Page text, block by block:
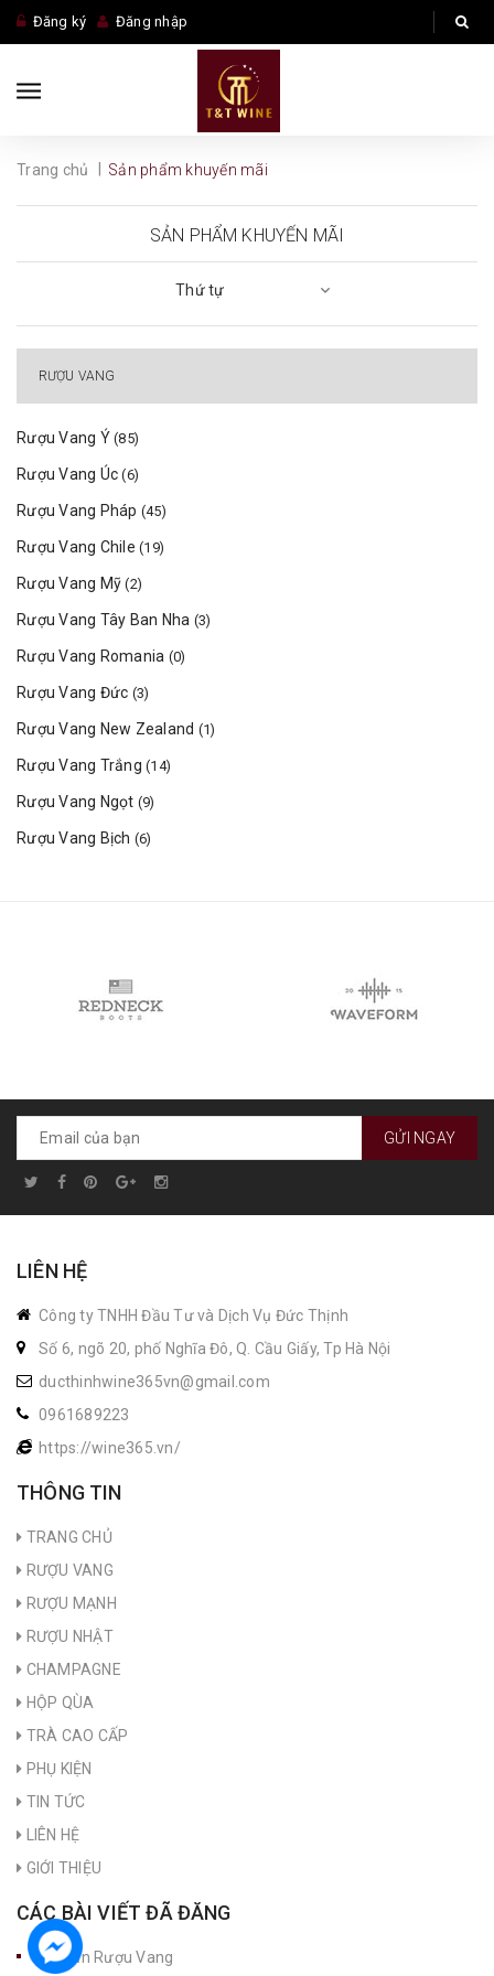
Đăng ký Đăng nhập
Trang chủ Sản phẩm khuyến mãi
SẢN PHẨM KHUYẾN MÃI
Thứ tự
RƯỢU VANG
Rượu Vang Ý (85)
Rượu Vang Úc(6)
Rượu Vang Pháp (45)
Rượu Vang Chile (19)
Rượu Vang Mỹ(2)
Rượu Vang Tây Ban Nha (3)
Rượu Vang Romania (0)
Rượu Vang Đức (3)
Rượu Vang New Zealand (1)
Rượu Vang Trắng (14)
Rượu Vang Ngọt (9)
Rượu Vang Bịch (6)
GỬI NGAY
LIÊN HỆ
Công ty TNHH Đầu Tư và Dịch Vụ Đức Thịnh
Số 6, ngõ 20, phố Nghĩa Đô, Q. Cầu Giấy, Tp Hà Nội
ducthinhwine365vn@gmail.com
0961689223
https://wine365.vn/
THÔNG TIN
TRANG CHỦ
RƯỢU VANG
RƯỢU MẠNH
RƯỢU NHẬT
CHAMPAGNE
HỘP QÙA
TRÀ CAO CẤP
PHỤ KIỆN
TIN TỨC
LIÊN HỆ
GIỚI THIỆU
CÁC BÀI VIẾT ĐÃ ĐĂNG
Nút Bần Rượu Vang